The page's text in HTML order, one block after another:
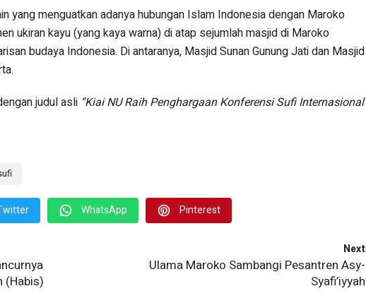
yang menguatkan adanya hubungan Islam Indonesia dengan Maroko
ukiran kayu (yang kaya warna) di atap sejumlah masjid di Maroko
budaya Indonesia. Di antaranya, Masjid Sunan Gunung Jati dan Masjid
judul asli “Kiai NU Raih Penghargaan Konferensi Sufi Internasional
WhatsApp Pinterest
(Habis)
Next
Ulama Maroko Sambangi Pesantren Asy-
Syafi’iyyah